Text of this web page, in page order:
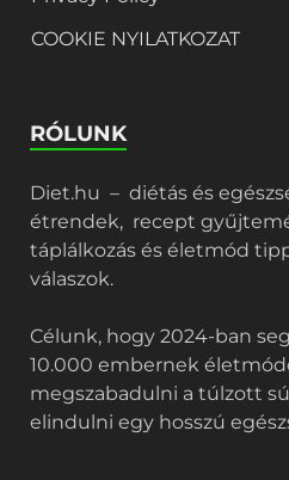
COOKIE NYILATKOZAT
RÓLUNK
Diet.hu – diétás és
étrendek, recept
táplálkozás és életmód
válaszok.
Célunk, hogy 2024-ban
10.000 embernek
megszabadulni a túlzott
elindulni egy hosszú